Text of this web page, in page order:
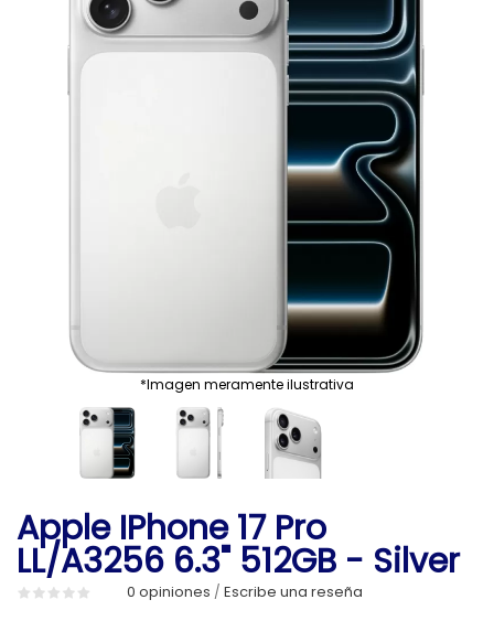
*Imagen meramente ilustrativa
Apple IPhone 17 Pro
LL/A3256 6.3" 512GB - Silver
0 opiniones / Escribe una reseña